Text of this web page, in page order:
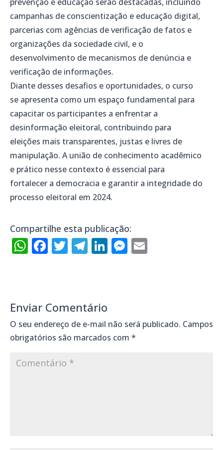
campanhas de conscientização e educação digital,
parcerias com agências de verificação de fatos e
organizações da sociedade civil, e o
desenvolvimento de mecanismos de denúncia e
verificação de informações.
Diante desses desafios e oportunidades, o curso
se apresenta como um espaço fundamental para
capacitar os participantes a enfrentar a
desinformação eleitoral, contribuindo para
eleições mais transparentes, justas e livres de
manipulação. A união de conhecimento acadêmico
e prático nesse contexto é essencial para
fortalecer a democracia e garantir a integridade do
processo eleitoral em 2024.
Compartilhe esta publicação:
WhatsApp
Facebook
Twitter
Telegram
LinkedIn
Messenger
Enviar Comentário
O seu endereço de e-mail não será publicado. Campos
obrigatórios são marcados com *